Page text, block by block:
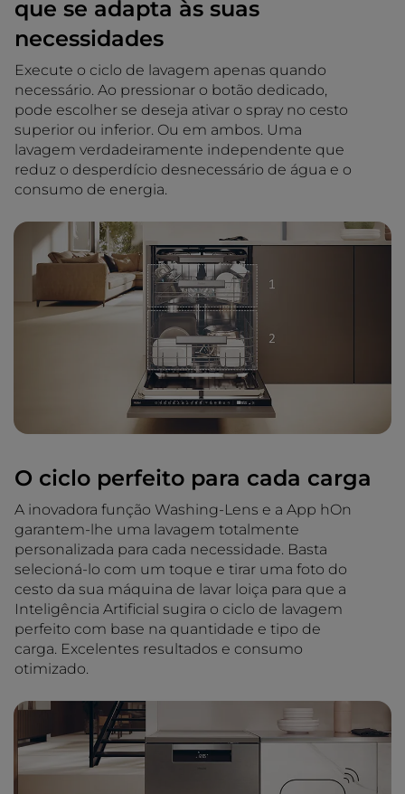
que se adapta às suas
necessidades
Execute o ciclo de lavagem apenas quando
necessário. Ao pressionar o botão dedicado,
pode escolher se deseja ativar o spray no cesto
superior ou inferior. Ou em ambos. Uma
lavagem verdadeiramente independente que
reduz o desperdício desnecessário de água e o
consumo de energia.
O ciclo perfeito para cada carga
A inovadora função Washing-Lens e a App hOn
garantem-lhe uma lavagem totalmente
personalizada para cada necessidade. Basta
selecioná-lo com um toque e tirar uma foto do
cesto da sua máquina de lavar loiça para que a
Inteligência Artificial sugira o ciclo de lavagem
perfeito com base na quantidade e tipo de
carga. Excelentes resultados e consumo
otimizado.